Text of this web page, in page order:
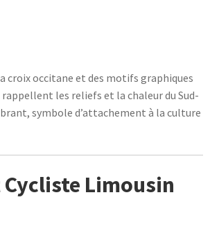
croix occitane et des motifs graphiques
rappellent les reliefs et la chaleur du Sud-
symbole d’attachement à la culture
Limousin